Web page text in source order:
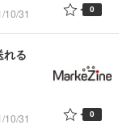
10/31 0
れる
10/31 0